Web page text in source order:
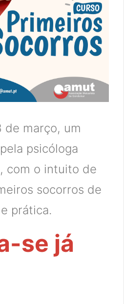
de março, um
psicóloga
com o intuito de
socorros de
prática.
se já